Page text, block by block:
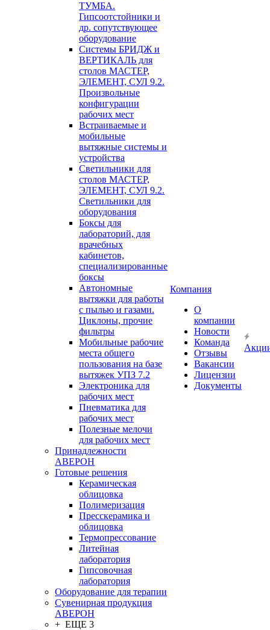
ТУМБА.
Гипсоотстойники и
др. сопутствующее
оборудование
Системы БРИДЖ и
ВЕРТИКАЛЬ для
столов МАСТЕР,
ЭЛЕМЕНТ, СУЛ 9.2.
Произвольные
конфигурации
рабочих мест
Встраиваемые и
мобильные
вытяжные системы и
устройства
Светильники для
столов МАСТЕР,
ЭЛЕМЕНТ, СУЛ 9.2.
Светильники для
оборудования
Боксы для
лабораторий, для
врачебных
кабинетов,
специализированные
боксы
Автономные
вытяжки для работы
с пылью и газами.
Циклоны, прочие
фильтры
Мобильные рабочие
места общего
пользования на базе
вытяжек УПЗ 7.2
Электроника для
рабочих мест
Пневматика для
рабочих мест
Полезные мелочи
для рабочих мест
Принадлежности
АВЕРОН
Готовые решения
Керамическая
облицовка
Полимеризация
Пресскерамика и
облицовка
Термопрессование
Литейная
лаборатория
Гипсовочная
лаборатория
Оборудование для терапии
Сувенирная продукция
АВЕРОН
+ ЕЩЕ 3
Компания
О
компании
Новости
Команда
Отзывы
Вакансии
Лицензии
Документы